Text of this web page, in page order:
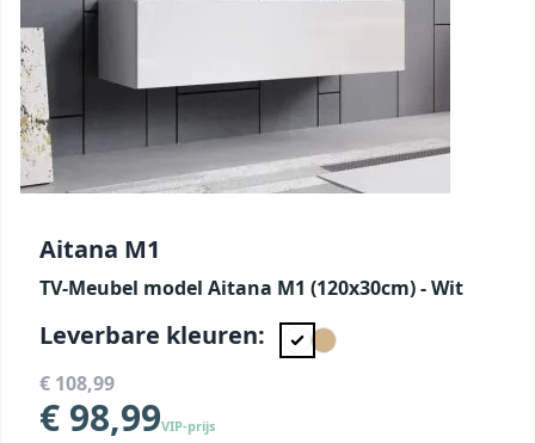
Aitana M1
TV-Meubel model Aitana M1 (120x30cm) - Wit
Leverbare kleuren:
€ 108,99
€ 98,99VIP-prijs